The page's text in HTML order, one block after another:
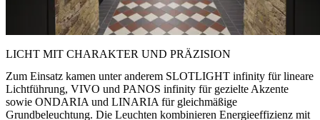
LICHT MIT CHARAKTER UND PRÄZISION
Zum Einsatz kamen unter anderem SLOTLIGHT infinity für lineare
Lichtführung, VIVO und PANOS infinity für gezielte Akzente
sowie ONDARIA und LINARIA für gleichmäßige
Grundbeleuchtung. Die Leuchten kombinieren Energieeffizienz mit